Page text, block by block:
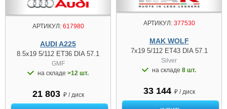
АРТИКУЛ:617980
AUDI A225
8.5x19 5/112 ET36 DIA 57.1
GMF
на складе >12 шт.
21 803 ₽ / диск
АРТИКУЛ:377530
MAK WOLF
7x19 5/112 ET43 DIA 57.1
Silver
на складе 8 шт.
33 144 ₽ / диск